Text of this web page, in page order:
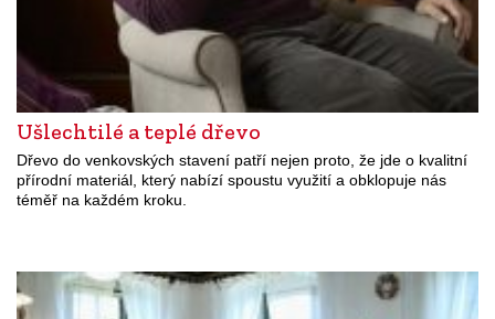
Ušlechtilé a teplé dřevo
Dřevo do venkovských stavení patří nejen proto, že jde o kvalitní
přírodní materiál, který nabízí spoustu využití a obklopuje nás
téměř na každém kroku.